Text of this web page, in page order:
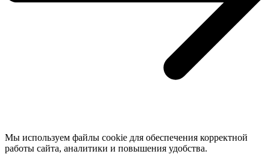
Мы используем файлы cookie для обеспечения корректной
работы сайта, аналитики и повышения удобства.